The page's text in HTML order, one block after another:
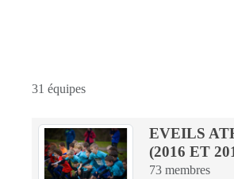
31 équipes
EVEILS
(2016 ET
73membres